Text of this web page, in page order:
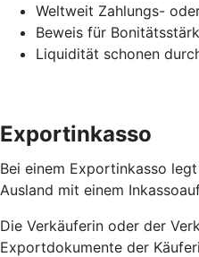
Weltweit Zahlungs-
Beweis für
Liquidität schonen
Exportinkasso
Bei einem Exportinkasso
Ausland mit einem
Die Verkäuferin oder der
Exportdokumente der